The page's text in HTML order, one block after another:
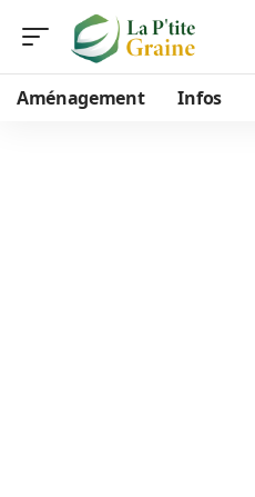
Aménagement Infos